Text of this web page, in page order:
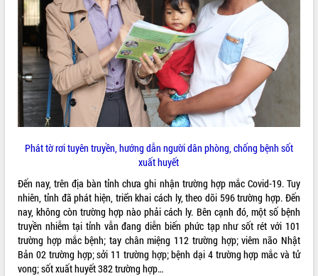
Phát tờ rơi tuyên truyền, hướng dẫn người dân phòng, chống bệnh sốt
xuất huyết
Đến nay, trên địa bàn tỉnh chưa ghi nhận trường hợp mắc Covid-19. Tuy
nhiên, tỉnh đã phát hiện, triển khai cách ly, theo dõi 596 trường hợp. Đến
nay, không còn trường hợp nào phải cách ly. Bên cạnh đó, một số bệnh
truyền nhiễm tại tỉnh vẫn đang diễn biến phức tạp như sốt rét với 101
trường hợp mắc bệnh; tay chân miệng 112 trường hợp; viêm não Nhật
Bản 02 trường hợp; sởi 11 trường hợp; bệnh dại 4 trường hợp mắc và tử
vong; sốt xuất huyết 382 trường hợp…